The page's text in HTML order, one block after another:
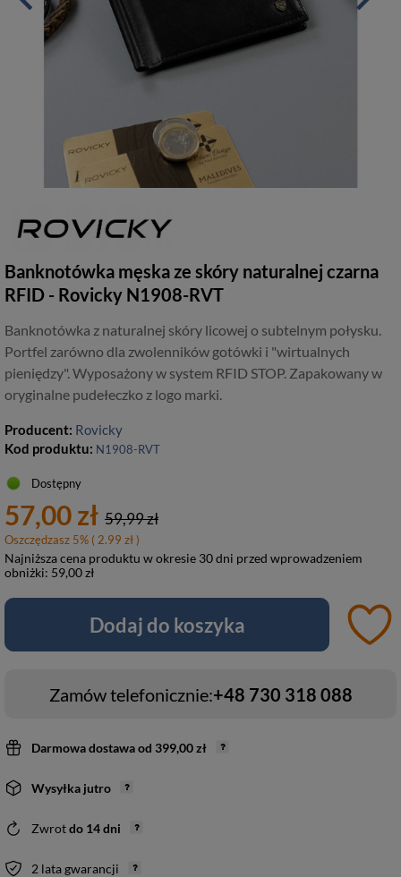
Banknotówka męska ze skóry naturalnej czarna
RFID - Rovicky N1908-RVT
Banknotówka z naturalnej skóry licowej o subtelnym połysku.
Portfel zarówno dla zwolenników gotówki i "wirtualnych
pieniędzy". Wyposażony w system RFID STOP. Zapakowany w
oryginalne pudełeczko z logo marki.
Producent: Rovicky
Kod produktu: N1908-RVT
Dostępny
57,00 zł 59,99 zł
Oszczędzasz 5% ( 2.99 zł )
Najniższa cena produktu w okresie 30 dni przed wprowadzeniem
obniżki: 59,00 zł
Dodaj do koszyka
Zamów telefonicznie:+48 730 318 088
Darmowa dostawaod 399,00 zł
Wysyłka jutro
Zwrotdo 14dni
2 lata gwarancji